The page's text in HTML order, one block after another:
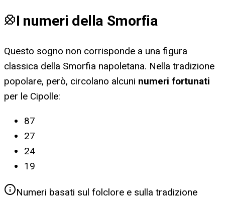
I numeri della Smorfia
Questo sogno non corrisponde a una figura
classica della Smorfia napoletana. Nella tradizione
popolare, però, circolano alcuni numeri fortunati
per le Cipolle:
87
27
24
19
Numeri basati sul folclore e sulla tradizione